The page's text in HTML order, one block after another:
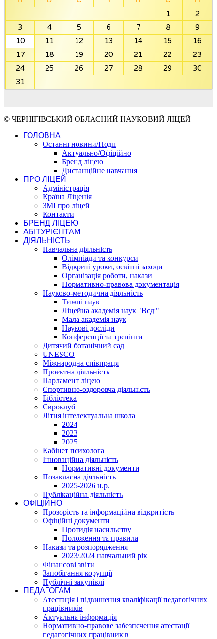
1
2
3
4 5 6 7 8
9
10
11 12 13 14 15
16
17
18 19 20 21 22
23
24
25 26 27 28 29
30
31
© ЧЕРНІГІВСЬКИЙ ОБЛАСНИЙ НАУКОВИЙ ЛІЦЕЙ
ГОЛОВНА
Останні новини/Події
Актуально/Офіційно
Бренд ліцею
Дистанційне навчання
ПРО ЛІЦЕЙ
Адміністрація
Країна Ліценія
ЗМІ про ліцей
Контакти
БРЕНД ЛІЦЕЮ
АБІТУРІЄНТАМ
ДІЯЛЬНІСТЬ
Навчальна діяльність
Олімпіади та конкурси
Відкриті уроки, освітні заходи
Організація роботи, накази
Нормативно-правова документація
Науково-методична діяльність
Тижні наук
Ліцейна академія наук "Вєді"
Мала академія наук
Наукові досліди
Конференції та тренінги
Дитячий ботанічний сад
UNESCO
Міжнародна співпраця
Проєктна діяльність
Парламент ліцею
Спортивно-оздоровча діяльність
Бібліотека
Євроклуб
Літня інтелектуальна школа
2024
2023
2025
Кабінет психолога
Інноваційна діяльність
Нормативні документи
Позакласна діяльність
2025-2026 н.р.
Публікаційна діяльність
ОФІЦІЙНО
Прозорість та інформаційна відкритість
Офіційні документи
Протидія насильству
Положення та правила
Накази та розпорядження
2023/2024 навчальний рік
Фінансові звіти
Запобігання корупції
Публічні закупівлі
ПЕДАГОГАМ
Атестація і підвишення кваліфікації педагогічних
працівників
Актуальна інформація
Нормативно-правове забезпечення атестації
педагогічних працівників